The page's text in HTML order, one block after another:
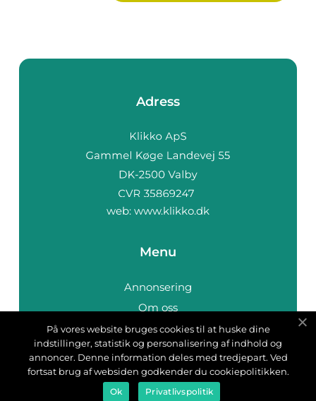
Adress
web: www.klikko.dk
Menu
Annonsering
Om oss
Cookies
Kontakta oss
Sitemap
På vores website bruges cookies til at huske dine
indstillinger, statistik og personalisering af indhold og
annoncer. Denne information deles med tredjepart. Ved
fortsat brug af websiden godkender du cookiepolitikken.
Ok Privatlivspolitik